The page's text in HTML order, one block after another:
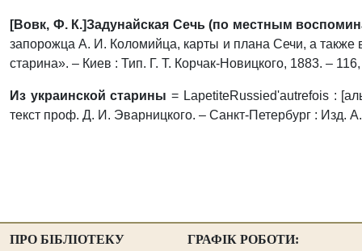
[Вовк, Ф. К.]Задунайская Сечь (по местным
запорожца А. И. Коломийца, карты и плана Сечи, а также
старина». – Киев : Тип. Г. Т. Корчак-Новицкого, 1883. – 116,
Из украинской старины = LapetiteRussied'autrefois :
текст проф. Д. И. Эварницкого. – Санкт-Петербург : Изд.
ПРО БІБЛІОТЕКУ
ГРАФІК РОБОТИ: